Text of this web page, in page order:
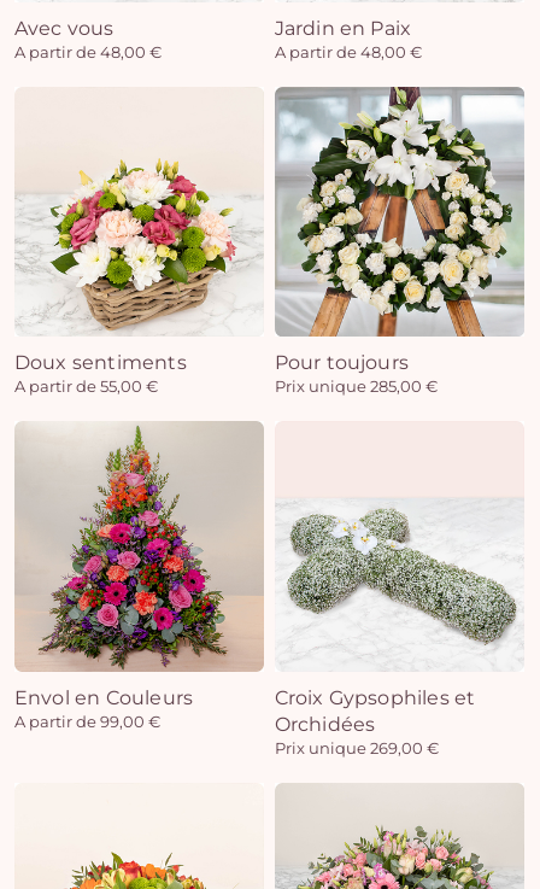
Avec vous
A partir de 48,00 €
Jardin en Paix
A partir de 48,00 €
Doux sentiments
A partir de 55,00 €
Pour toujours
Prix unique 285,00 €
Envol en Couleurs
A partir de 99,00 €
Croix Gypsophiles et
Orchidées
Prix unique 269,00 €